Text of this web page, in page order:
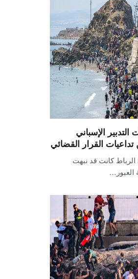
الإسباني
القرار القضائي
كانت قد نبهت
العبور…